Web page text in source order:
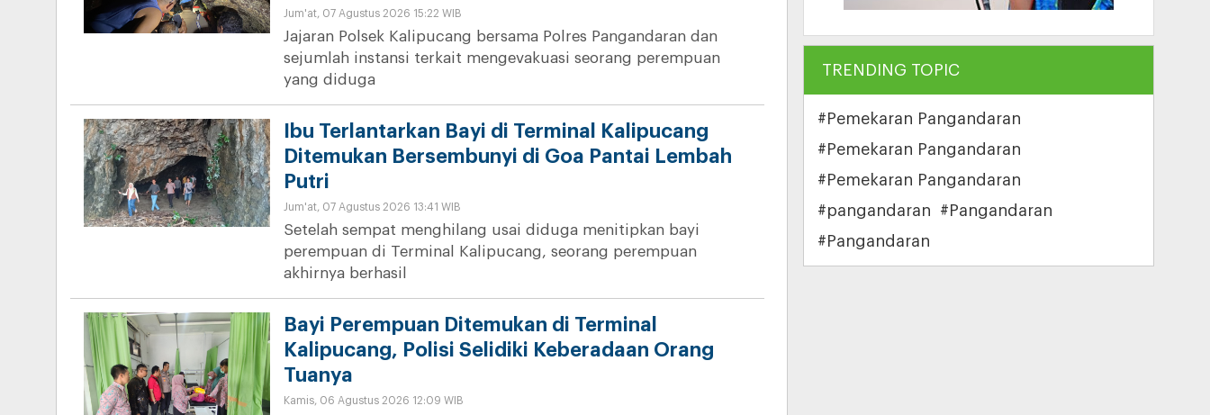
Jum'at, 07 Agustus 2026 15:22 WIB
Jajaran Polsek Kalipucang bersama Polres Pangandaran dan
sejumlah instansi terkait mengevakuasi seorang perempuan
yang diduga
Ibu Terlantarkan Bayi di Terminal Kalipucang
Ditemukan Bersembunyi di Goa Pantai Lembah
Putri
Jum'at, 07 Agustus 2026 13:41 WIB
Setelah sempat menghilang usai diduga menitipkan bayi
perempuan di Terminal Kalipucang, seorang perempuan
akhirnya berhasil
Bayi Perempuan Ditemukan di Terminal
Kalipucang, Polisi Selidiki Keberadaan Orang
Tuanya
Kamis, 06 Agustus 2026 12:09 WIB
TRENDING TOPIC
#Pemekaran Pangandaran
#Pemekaran Pangandaran
#Pemekaran Pangandaran
#pangandaran
#Pangandaran
#Pangandaran